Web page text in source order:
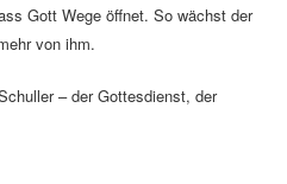
Gott Wege öffnet. So wächst der
von ihm.
– der Gottesdienst, der